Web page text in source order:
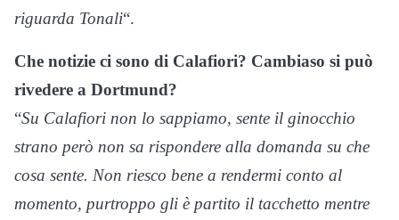
riguarda Tonali“.
Che notizie ci sono di Calafiori? Cambiaso si può
rivedere a Dortmund?
“Su Calafiori non lo sappiamo, sente il ginocchio
strano però non sa rispondere alla domanda su che
cosa sente. Non riesco bene a rendermi conto al
momento, purtroppo gli è partito il tacchetto mentre